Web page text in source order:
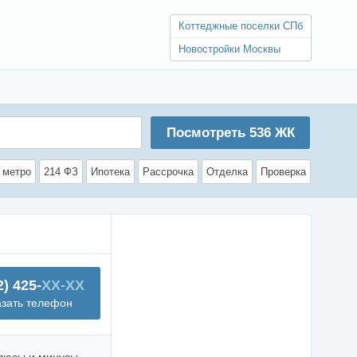
Коттеджные поселки СПб
Новостройки Москвы
Посмотреть 536ЖК
214 ФЗ Ипотека Рассрочка Отделка Проверка
425-XX-XX
телефон